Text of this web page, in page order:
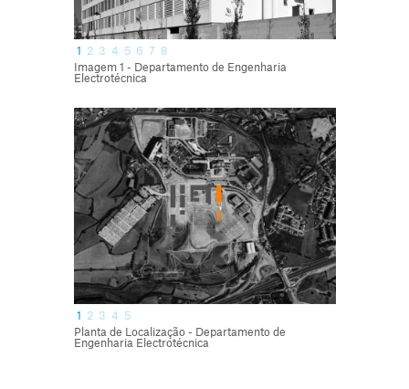
Imagem 1 - Departamento de Engenharia
Electrotécnica
1 2 3 4 5 6 7 8
Planta de Localização - Departamento de
Engenharia Electrotécnica
1 2 3 4 5